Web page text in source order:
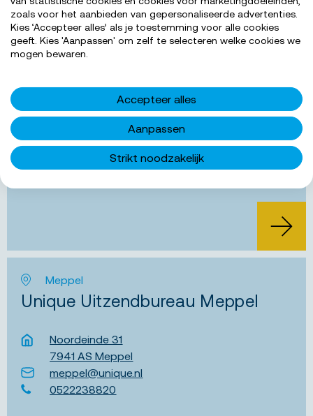
Uithoorn
Unique Uitzendbureau Uithoorn
Marktplein 25
1421 AC Uithoorn
uithoorn@unique.nl
0297560171
Meppel
Unique Uitzendbureau Meppel
Noordeinde 31
7941 AS Meppel
meppel@unique.nl
0522238820
zoals voor het aanbieden van gepersonaliseerde advertenties.
Kies ‘Accepteer alles’ als je toestemming voor alle cookies
geeft. Kies 'Aanpassen' om zelf te selecteren welke cookies we
mogen bewaren.
Accepteer alles
Aanpassen
Strikt noodzakelijk